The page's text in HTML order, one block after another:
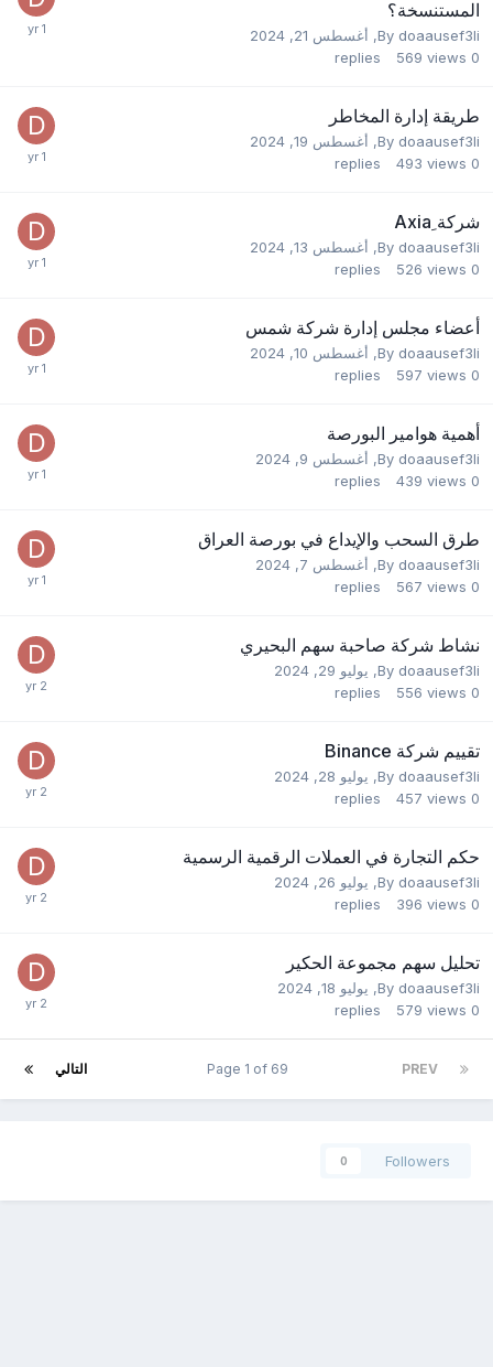
المستنسخة؟
By doaausef3li
, أغسطس 21, 2024
0
replies 569 views
طريقة إدارة المخاطر
By doaausef3li
, أغسطس 19, 2024
0
replies 493 views
شركة ِAxia
By doaausef3li
, أغسطس 13, 2024
0
replies 526 views
أعضاء مجلس إدارة شركة شمس
By doaausef3li
, أغسطس 10, 2024
0
replies 597 views
أهمية هوامير البورصة
By doaausef3li
, أغسطس 9, 2024
0
replies 439 views
طرق السحب والإيداع في بورصة العراق
By doaausef3li
, أغسطس 7, 2024
0
replies 567 views
نشاط شركة صاحبة سهم البحيري
By doaausef3li
, يوليو 29, 2024
0
replies 556 views
تقييم شركة Binance
By doaausef3li
, يوليو 28, 2024
0
replies 457 views
حكم التجارة في العملات الرقمية الرسمية
By doaausef3li
, يوليو 26, 2024
0
replies 396 views
تحليل سهم مجموعة الحكير
By doaausef3li
, يوليو 18, 2024
0
replies 579 views
PREV التالي Page 1 of 69
Followers
0